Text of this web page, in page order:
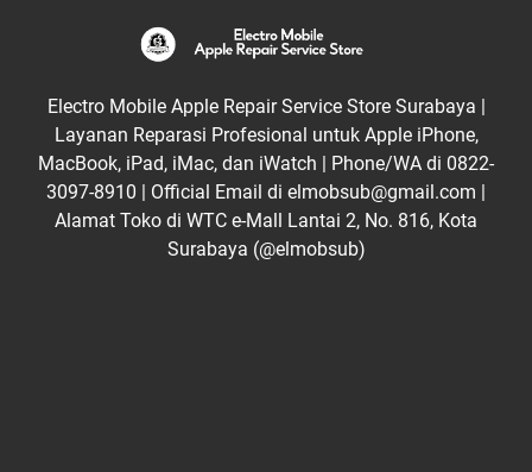
Electro Mobile Apple Repair Service Store Surabaya |
Layanan Reparasi Profesional untuk Apple iPhone,
MacBook, iPad, iMac, dan iWatch | Phone/WA di 0822-
3097-8910 | Official Email di elmobsub@gmail.com |
Alamat Toko di WTC e-Mall Lantai 2, No. 816, Kota
Surabaya (@elmobsub)